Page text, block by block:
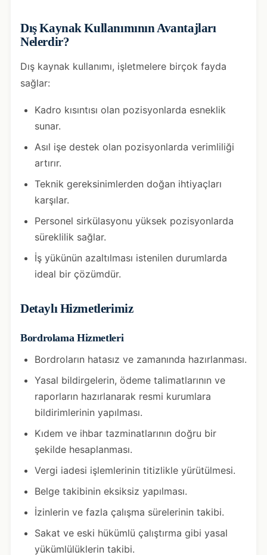
Dış Kaynak Kullanımının Avantajları
Nelerdir?
Dış kaynak kullanımı, işletmelere birçok fayda
sağlar:
Kadro kısıntısı olan pozisyonlarda esneklik
sunar.
Asıl işe destek olan pozisyonlarda verimliliği
artırır.
Teknik gereksinimlerden doğan ihtiyaçları
karşılar.
Personel sirkülasyonu yüksek pozisyonlarda
süreklilik sağlar.
İş yükünün azaltılması istenilen durumlarda
ideal bir çözümdür.
Detaylı Hizmetlerimiz
Bordrolama Hizmetleri
Bordroların hatasız ve zamanında hazırlanması.
Yasal bildirgelerin, ödeme talimatlarının ve
raporların hazırlanarak resmi kurumlara
bildirimlerinin yapılması.
Kıdem ve ihbar tazminatlarının doğru bir
şekilde hesaplanması.
Vergi iadesi işlemlerinin titizlikle yürütülmesi.
Belge takibinin eksiksiz yapılması.
İzinlerin ve fazla çalışma sürelerinin takibi.
Sakat ve eski hükümlü çalıştırma gibi yasal
yükümlülüklerin takibi.